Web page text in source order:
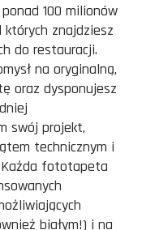
100 milionów
których znajdziesz
do restauracji.
na oryginalną,
oraz dysponujesz
swój projekt,
technicznym i
Każda fototapeta
białym!) i na